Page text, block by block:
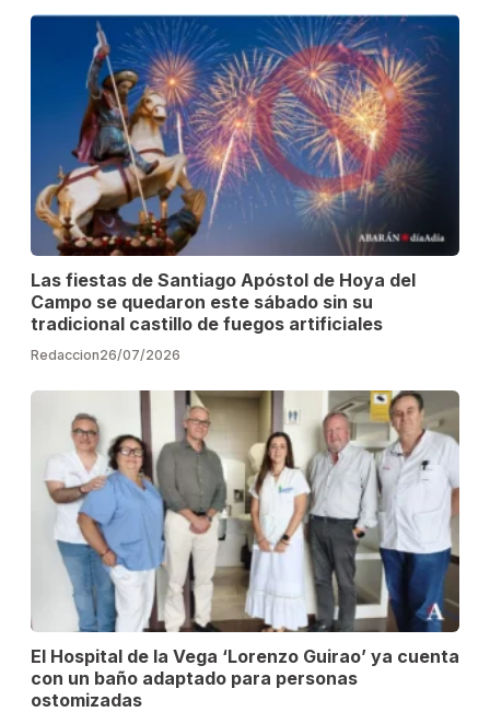
Las fiestas de Santiago Apóstol de Hoya del
Campo se quedaron este sábado sin su
tradicional castillo de fuegos artificiales
Redaccion26/07/2026
El Hospital de la Vega ‘Lorenzo Guirao’ ya cuenta
con un baño adaptado para personas
ostomizadas